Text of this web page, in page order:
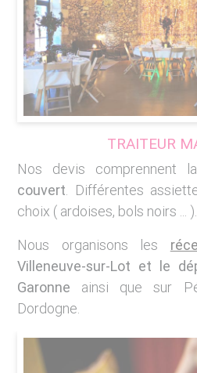
TRAITEUR
Nos devis comprennent la
couvert. Différentes
choix ( ardoises, bols noirs ... ).
Nous organisons les
Villeneuve-sur-Lot et le
Garonne ainsi que sur
Dordogne.